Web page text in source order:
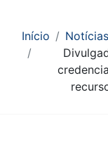
Início
Notícias